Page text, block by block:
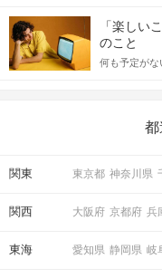
合にどのよ
しかし、中
っしゃるの
送るLINEで
えながら解説
「楽しい
のこと
何も予定が
の楽しいこ都
関東 東京都 神奈川県
関西 大阪府 京都府 兵
東海 愛知県 静岡県 岐